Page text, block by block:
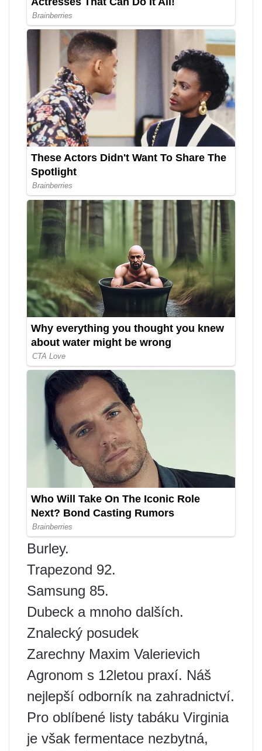
Burley.
Trapezond 92.
Samsung 85.
Dubeck a mnoho dalších.
Znalecký posudek
Zarechny Maxim Valerievich
Agronom s 12letou praxí. Náš
nejlepší odborník na zahradnictví.
Pro oblíbené listy tabáku Virginia
je však fermentace nezbytná,